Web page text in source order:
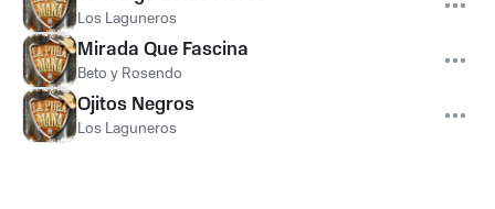
Los Laguneros
Mirada Que Fascina
Beto y Rosendo
Ojitos Negros
Los Laguneros